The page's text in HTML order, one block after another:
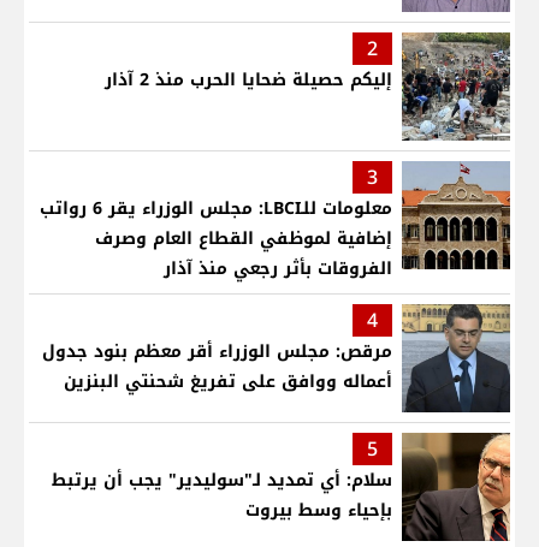
2
إليكم حصيلة ضحايا الحرب منذ 2 آذار
3
معلومات للـLBCI: مجلس الوزراء يقر 6 رواتب
إضافية لموظفي القطاع العام وصرف
الفروقات بأثر رجعي منذ آذار
4
مرقص: مجلس الوزراء أقر معظم بنود جدول
أعماله ووافق على تفريغ شحنتي البنزين
5
سلام: أي تمديد لـ"سوليدير" يجب أن يرتبط
بإحياء وسط بيروت